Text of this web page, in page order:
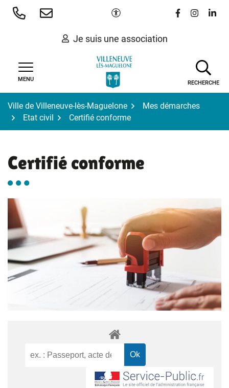
Aller
Paramètres d'accessibilité
Lien vers le
Lien vers
Lien
Je suis une association
MENU
RECHERCHE
Ville de Villeneuve-lès-Maguelone
Mes démarches
Etat civil
Certifié conforme
Certifié conforme